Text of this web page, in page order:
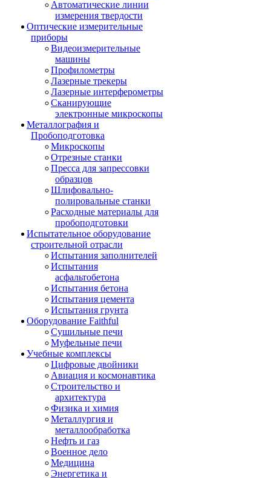
Автоматические линии
измерения твердости
Оптические измерительные
приборы
Видеоизмерительные
машины
Профилометры
Лазерные трекеры
Лазерные интерферометры
Сканирующие
электронные микроскопы
Металлография и
Пробоподготовка
Микроскопы
Отрезные станки
Пресса для запрессовки
образцов
Шлифовально-
полировальные станки
Расходные материалы для
пробоподготовки
Испытательное оборудование
строительной отрасли
Испытания заполнителей
Испытания
асфальтобетона
Испытания бетона
Испытания цемента
Испытания грунта
Оборудование Faithful
Сушильные печи
Муфельные печи
Учебные комплексы
Цифровые двойники
Авиация и космонавтика
Строительство и
архитектура
Физика и химия
Металлургия и
металлообработка
Нефть и газ
Военное дело
Медицина
Энергетика и